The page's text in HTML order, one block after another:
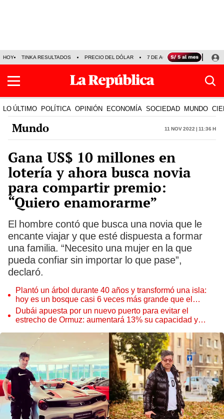
HOY TINKA RESULTADOS PRECIO DEL DÓLAR 7 DE AGOSTO OLLANTA
LO ÚLTIMO POLÍTICA OPINIÓN ECONOMÍA SOCIEDAD MUNDO
Mundo 11 Nov 2022 | 11:36 h
Gana US$ 10 millones en
lotería y ahora busca novia
para compartir premio:
“Quiero enamorarme”
El hombre contó que busca una novia que le
encante viajar y que esté dispuesta a formar
una familia. “Necesito una mujer en la que
pueda confiar sin importar lo que pase”,
declaró.
Plantó un árbol durante 40 años y transformó una isla:
hoy es un bosque casi 6 veces más grande que el
Parque de las Leyendas
Dubái apuesta por un nuevo puerto para evitar el
estrecho de Ormuz: aumentará 13% su capacidad y